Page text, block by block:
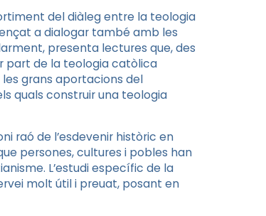
del diàleg entre la teologia
a dialogar també amb les
presenta lectures que, des
part de la teologia catòlica
grans aportacions del
quals construir una teologia
raó de l’esdevenir històric en
persones, cultures i pobles han
L’estudi específic de la
molt útil i preuat, posant en